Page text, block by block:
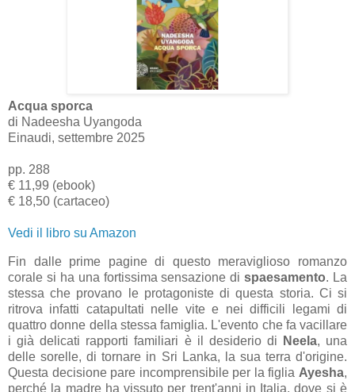
Acqua sporca
di Nadeesha Uyangoda
Einaudi, settembre 2025
pp. 288
€ 11,99 (ebook)
€ 18,50 (cartaceo)
Vedi il libro su Amazon
Fin dalle prime pagine di questo meraviglioso romanzo
corale si ha una fortissima sensazione dispaesamento. La
stessa che provano le protagoniste di questa storia. Ci si
ritrova infatti catapultati nelle vite e nei difficili legami di
quattro donne della stessa famiglia. L'evento che fa vacillare
i già delicati rapporti familiari è il desiderio di
Neela, una
delle sorelle, di tornare in Sri Lanka, la sua terra d'origine.
Questa decisione pare incomprensibile per la figlia Ayesha,
perché la madre ha vissuto per trent'anni in Italia, dove si è